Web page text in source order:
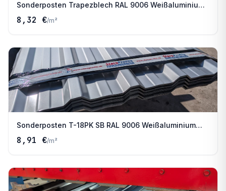
Sonderposten Trapezblech RAL 9006 Weißaluminium
2,50 m
8,32 €/m²
Sonderposten T-18PK SB RAL 9006 Weißaluminium
3,00 m
8,91 €/m²